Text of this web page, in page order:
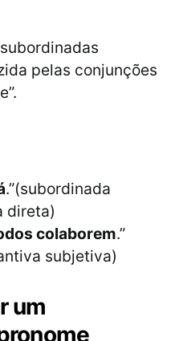
pelas conjunções
.”(subordinada
direta)
colaborem.”
subjetiva)
um